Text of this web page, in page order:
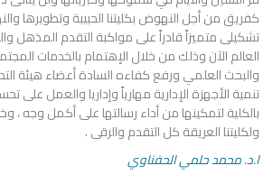
كفريق من أجل النهوض بكليتنا الحبيبة وتطويرها
تشكيلى متميزاً قادراً على مواكبة التقدم المذهل
العالم الآن وذلك من خلال الإهتمام بالخدمات
والبحث العلمي ورفع كفاءه السادة أعضاء هيئة
تنمية الأجهزة الإدارية مهارياً وإداريا والعمل على
بالكلية لتمكينها من أداء رسالتها على أكمل وجه ،
ولكليتنا العريقة كل التقدم والرقى .
ا.د. محمد حلمي الحفناوي